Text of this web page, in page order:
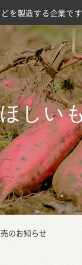
を製造する企業です
ほしい
のお知らせ